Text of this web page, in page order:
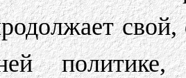
свой,